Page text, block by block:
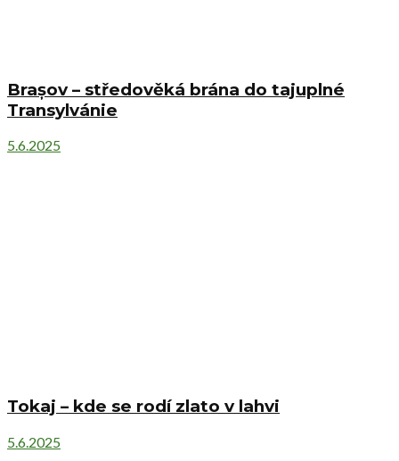
Brașov – středověká brána do tajuplné
Transylvánie
5.6.2025
Tokaj – kde se rodí zlato v lahvi
5.6.2025